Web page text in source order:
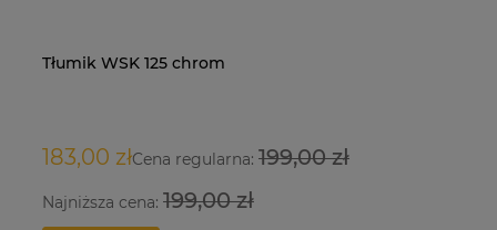
Tłumik WSK 125 chrom
183,00 złCena regularna: 199,00 zł
Najniższa cena: 199,00 zł